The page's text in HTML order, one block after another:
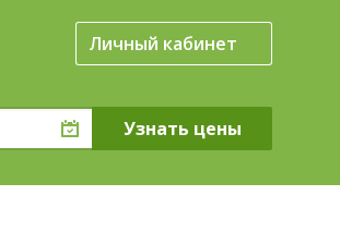
Личный кабинет